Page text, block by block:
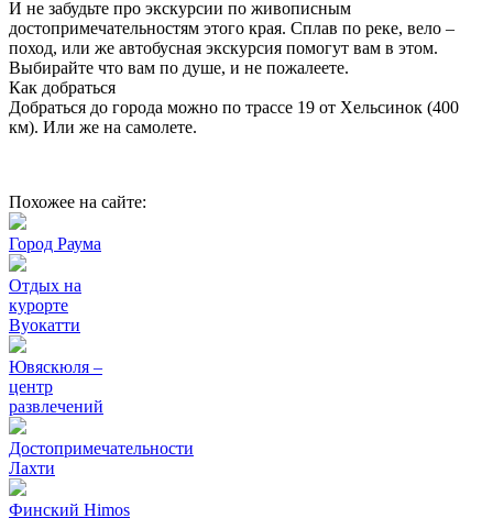
И не забудьте про экскурсии по живописным
достопримечательностям этого края. Сплав по реке, вело –
поход, или же автобусная экскурсия помогут вам в этом.
Выбирайте что вам по душе, и не пожалеете.
Как добраться
Добраться до города можно по трассе 19 от Хельсинок (400
км). Или же на самолете.
Похожее на сайте:
Город Раума
Отдых на
курорте
Вуокатти
Ювяскюля –
центр
развлечений
Достопримечательности
Лахти
Финский Himos